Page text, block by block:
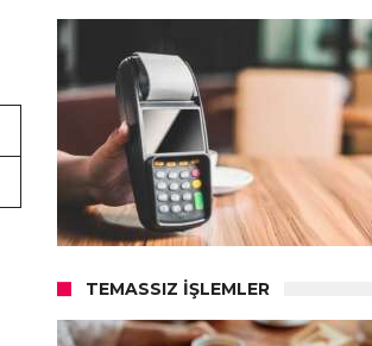
TEMASSIZ İŞLEMLER